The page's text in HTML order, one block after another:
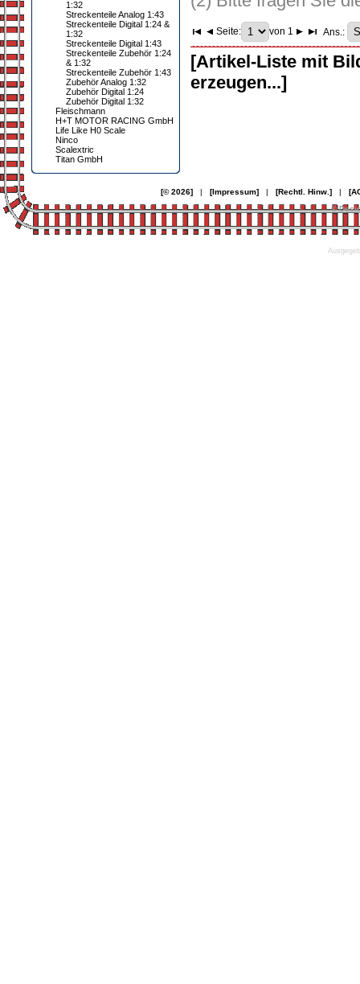
1:32
Streckenteile Analog 1:43
Streckenteile Digital 1:24 &
1:32
Streckenteile Digital 1:43
Streckenteile Zubehör 1:24
& 1:32
Streckenteile Zubehör 1:43
Zubehör Analog 1:32
Zubehör Digital 1:24
Zubehör Digital 1:32
Fleischmann
H+T MOTOR RACING GmbH
Life Like H0 Scale
Ninco
Scalextric
Titan GmbH
Seite: von 1 Ans.:
[Artikel-Liste mit
erzeugen...]
[© 2026]| [Impressum]| [Rechtl. Hinw.]|
©